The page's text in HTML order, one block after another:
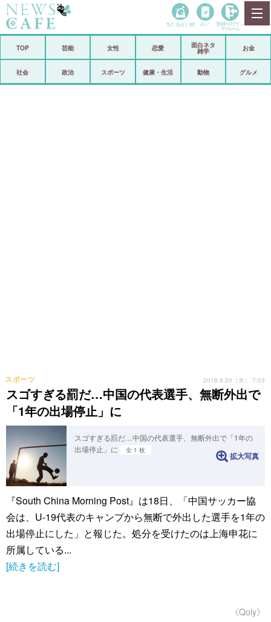
政治
当たる占い師 占い 登録• ログイン
マイルーム
TOP 芸能 女性 恋愛
面白ネタ
雑学
お金
社会 政治 スポーツ 健康・生活 動物 グルメ
スゴすぎる罰だ…中国の代表選手、無断外出で
「1年の出場停止」に
スポーツ 2018.9.20（木） 7:03
スゴすぎる罰だ…中国の代表選手、無断外出で「1年の
出場停止」に
全 1 枚
拡大写真
『South China Morning Post』は18日、「中国サッカー協
会は、U-19代表のキャンプから無断で外出した選手を1年の
出場停止にした」と報じた。処分を受けたのは上海申花に
所属している...
[続きを読む]
《Qoly》